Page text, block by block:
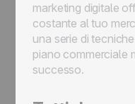
marketing digitale
costante al tuo
una serie di
piano commerciale
successo.